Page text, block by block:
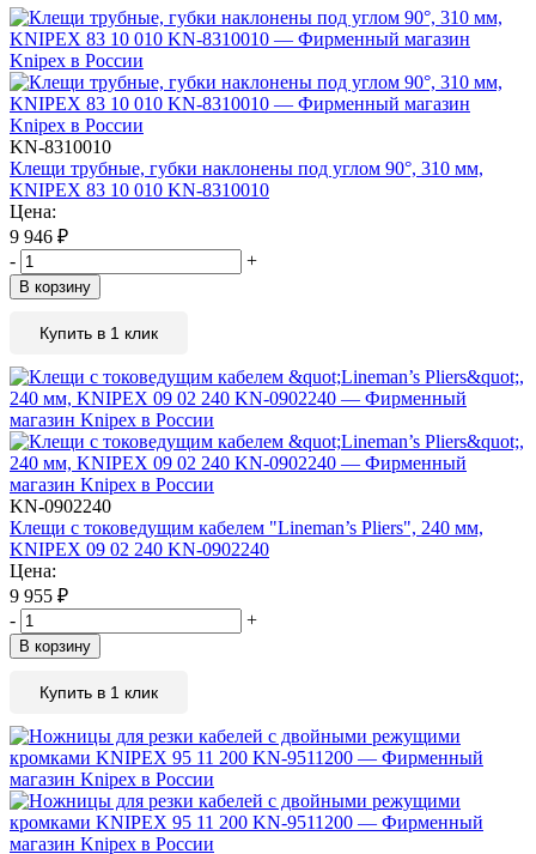
KN-8310010
Клещи трубные, губки наклонены под углом 90°, 310 мм,
KNIPEX 83 10 010 KN-8310010
Цена:
9 946 ₽
-
+
В корзину
Купить в 1 клик
KN-0902240
Клещи с токоведущим кабелем "Lineman’s Pliers", 240 мм,
KNIPEX 09 02 240 KN-0902240
Цена:
9 955 ₽
-
+
В корзину
Купить в 1 клик